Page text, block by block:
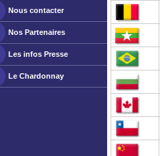
Nous contacter
Nos Partenaires
Les infos Presse
Le Chardonnay